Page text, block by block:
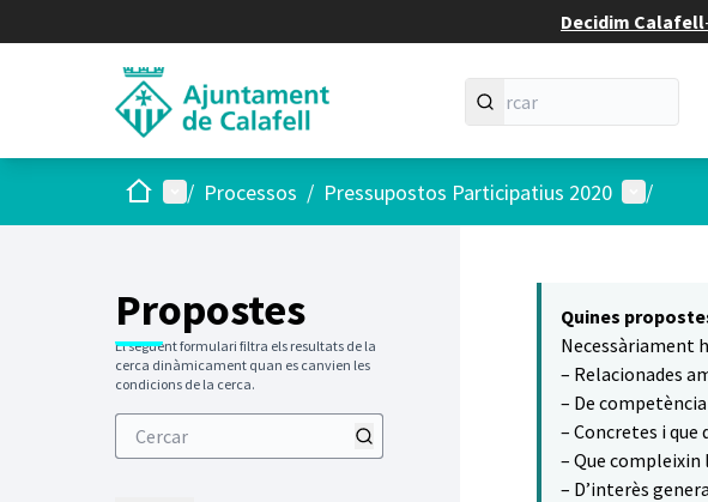
Decidim Calafell
Inici Menú principal
/ Processos / Pressupostos Participatius 2020 Menú
/
Propostes
El següent formulari filtra els resultats de la
cerca dinàmicament quan es canvien les
condicions de la cerca.
Quines
Necessàriament
– Relacionades
– De
– Concretes i
– Que
– D’interès